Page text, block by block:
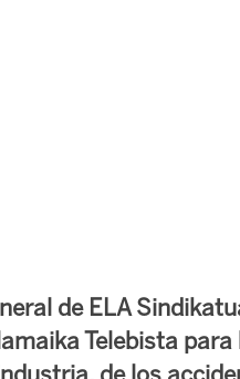
de ELA
Telebista